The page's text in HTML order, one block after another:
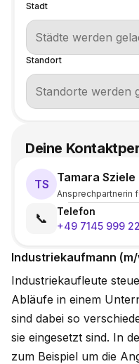
Industrie­kauf­mann
Industriekaufleute
Abläufe in einem
sind dabei so
sie eingesetzt sind. In
zum Beispiel um die
Stadt
Standort
Deine
TS Tamara Sziele
Ansprechpartnerin
📞
Telefon
+49 7145 999